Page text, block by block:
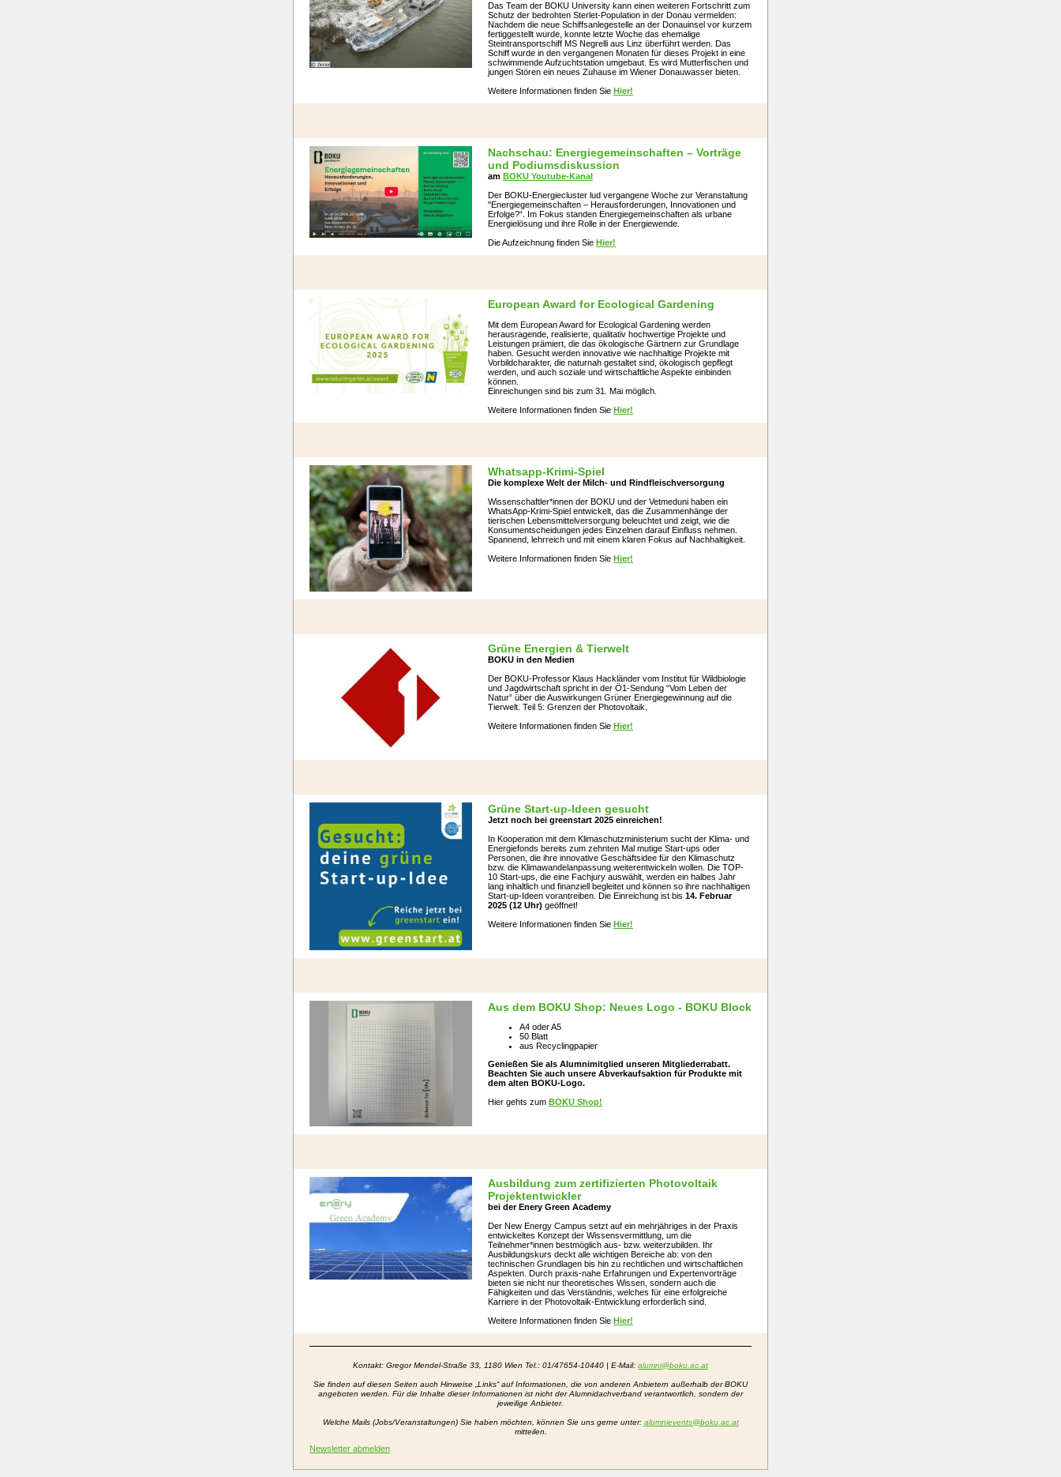
Das Team der BOKU University kann einen weiteren Fortschritt zum
Schutz der bedrohten Sterlet-Population in der Donau vermelden:
Nachdem die neue Schiffsanlegestelle an der Donauinsel vor kurzem
fertiggestellt wurde, konnte letzte Woche das ehemalige
Steintransportschiff MS Negrelli aus Linz überführt werden. Das
Schiff wurde in den vergangenen Monaten für dieses Projekt in eine
schwimmende Aufzuchtstation umgebaut. Es wird Mutterfischen und
jungen Stören ein neues Zuhause im Wiener Donauwasser bieten.
Weitere Informationen finden Sie Hier!
Nachschau: Energiegemeinschaften – Vorträge
und Podiumsdiskussion
am BOKU Youtube-Kanal
Der BOKU-Energiecluster lud vergangene Woche zur Veranstaltung
"Energiegemeinschaften – Herausforderungen, Innovationen und
Erfolge?“. Im Fokus standen Energiegemeinschaften als urbane
Energielösung und ihre Rolle in der Energiewende.
Die Aufzeichnung finden Sie Hier!
European Award for Ecological Gardening
Mit dem European Award for Ecological Gardening werden
herausragende, realisierte, qualitativ hochwertige Projekte und
Leistungen prämiert, die das ökologische Gärtnern zur Grundlage
haben. Gesucht werden innovative wie nachhaltige Projekte mit
Vorbildcharakter, die naturnah gestaltet sind, ökologisch gepflegt
werden, und auch soziale und wirtschaftliche Aspekte einbinden
können.
Einreichungen sind bis zum 31. Mai möglich.
Weitere Informationen finden Sie Hier!
Whatsapp-Krimi-Spiel
Die komplexe Welt der Milch- und Rindfleischversorgung
Wissenschaftler*innen der BOKU und der Vetmeduni haben ein
WhatsApp-Krimi-Spiel entwickelt, das die Zusammenhänge der
tierischen Lebensmittelversorgung beleuchtet und zeigt, wie die
Konsumentscheidungen jedes Einzelnen darauf Einfluss nehmen.
Spannend, lehrreich und mit einem klaren Fokus auf Nachhaltigkeit.
Weitere Informationen finden Sie Hier!
Grüne Energien & Tierwelt
BOKU in den Medien
Der BOKU-Professor Klaus Hackländer vom Institut für Wildbiologie
und Jagdwirtschaft spricht in der Ö1-Sendung “Vom Leben der
Natur” über die Auswirkungen Grüner Energiegewinnung auf die
Tierwelt. Teil 5: Grenzen der Photovoltaik.
Weitere Informationen finden Sie Hier!
Grüne Start-up-Ideen gesucht
Jetzt noch bei greenstart 2025 einreichen!
In Kooperation mit dem Klimaschutzministerium sucht der Klima- und
Energiefonds bereits zum zehnten Mal mutige Start-ups oder
Personen, die ihre innovative Geschäftsidee für den Klimaschutz
bzw. die Klimawandelanpassung weiterentwickeln wollen. Die TOP-
10 Start-ups, die eine Fachjury auswählt, werden ein halbes Jahr
lang inhaltlich und finanziell begleitet und können so ihre nachhaltigen
Start-up-Ideen vorantreiben. Die Einreichung ist bis 14. Februar
2025 (12 Uhr) geöffnet!
Weitere Informationen finden Sie Hier!
Aus dem BOKU Shop: Neues Logo - BOKU Block
A4 oder A5
50 Blatt
aus Recyclingpapier
Genießen Sie als Alumnimitglied unseren Mitgliederrabatt.
Beachten Sie auch unsere Abverkaufsaktion für Produkte mit
dem alten BOKU-Logo.
Hier gehts zum BOKU Shop!
Ausbildung zum zertifizierten Photovoltaik
Projektentwickler
bei der Enery Green Academy
Der New Energy Campus setzt auf ein mehrjähriges in der Praxis
entwickeltes Konzept der Wissensvermittlung, um die
Teilnehmer*innen bestmöglich aus- bzw. weiterzubilden. Ihr
Ausbildungskurs deckt alle wichtigen Bereiche ab: von den
technischen Grundlagen bis hin zu rechtlichen und wirtschaftlichen
Aspekten. Durch praxis-nahe Erfahrungen und Expertenvorträge
bieten sie nicht nur theoretisches Wissen, sondern auch die
Fähigkeiten und das Verständnis, welches für eine erfolgreiche
Karriere in der Photovoltaik-Entwicklung erforderlich sind.
Weitere Informationen finden Sie Hier!
Kontakt: Gregor Mendel-Straße 33 , 1180 Wien Tel.: 01/47654-10440 | E-Mail: alumni@boku.ac.at
Sie finden auf diesen Seiten auch Hinweise „Links“ auf Informationen, die von anderen Anbietern außerhalb der BOKU
angeboten werden. Für die Inhalte dieser Informationen ist nicht der Alumnidachverband verantwortlich, sondern der
jeweilige Anbieter.
Welche Mails (Jobs/Veranstaltungen) Sie haben möchten, können Sie uns gerne unter: alumnievents@boku.ac.at
mitteilen.
Newsletter abmelden